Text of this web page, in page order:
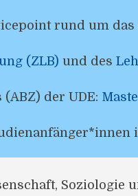
rund um
(ZLB) und des
der UDE: